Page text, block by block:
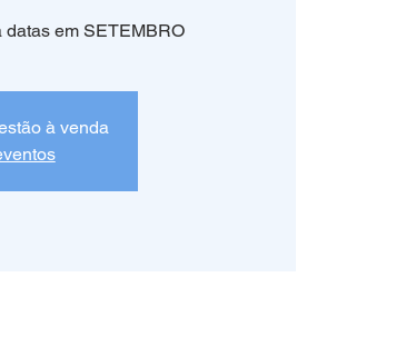
datas em SETEMBRO
à venda